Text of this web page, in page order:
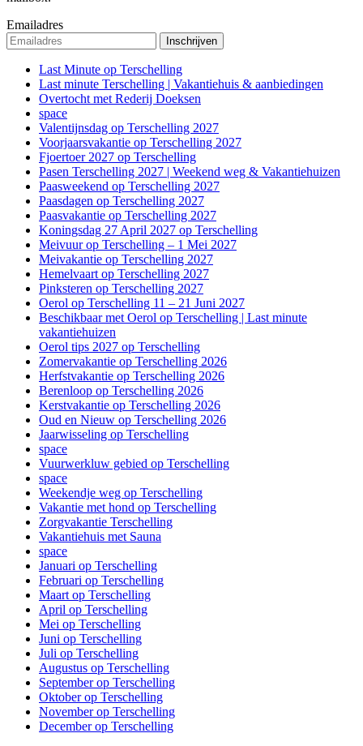
Emailadres
Last Minute op Terschelling
Last minute Terschelling | Vakantiehuis & aanbiedingen
Overtocht met Rederij Doeksen
space
Valentijnsdag op Terschelling 2027
Voorjaarsvakantie op Terschelling 2027
Fjoertoer 2027 op Terschelling
Pasen Terschelling 2027 | Weekend weg & Vakantiehuizen
Paasweekend op Terschelling 2027
Paasdagen op Terschelling 2027
Paasvakantie op Terschelling 2027
Koningsdag 27 April 2027 op Terschelling
Meivuur op Terschelling – 1 Mei 2027
Meivakantie op Terschelling 2027
Hemelvaart op Terschelling 2027
Pinksteren op Terschelling 2027
Oerol op Terschelling 11 – 21 Juni 2027
Beschikbaar met Oerol op Terschelling | Last minute
vakantiehuizen
Oerol tips 2027 op Terschelling
Zomervakantie op Terschelling 2026
Herfstvakantie op Terschelling 2026
Berenloop op Terschelling 2026
Kerstvakantie op Terschelling 2026
Oud en Nieuw op Terschelling 2026
Jaarwisseling op Terschelling
space
Vuurwerkluw gebied op Terschelling
space
Weekendje weg op Terschelling
Vakantie met hond op Terschelling
Zorgvakantie Terschelling
Vakantiehuis met Sauna
space
Januari op Terschelling
Februari op Terschelling
Maart op Terschelling
April op Terschelling
Mei op Terschelling
Juni op Terschelling
Juli op Terschelling
Augustus op Terschelling
September op Terschelling
Oktober op Terschelling
November op Terschelling
December op Terschelling